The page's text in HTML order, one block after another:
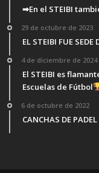
➡En el STEIBI
29 de octubre de 2023
EL STEIBI FUE SEDE
4 de diciembre de 2024
El STEIBI es
Escuelas de Fútbol
6 de octubre de 2022
CANCHAS DE PADEL